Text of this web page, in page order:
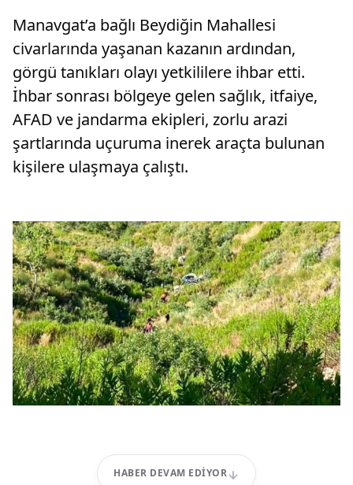
Manavgat’a bağlı Beydiğin Mahallesi
civarlarında yaşanan kazanın ardından,
görgü tanıkları olayı yetkililere ihbar etti.
İhbar sonrası bölgeye gelen sağlık, itfaiye,
AFAD ve jandarma ekipleri, zorlu arazi
şartlarında uçuruma inerek araçta bulunan
kişilere ulaşmaya çalıştı.
HABER DEVAM EDIYOR